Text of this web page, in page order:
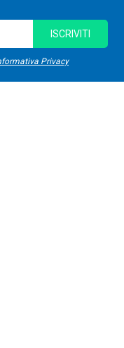
Privacy
ISCRIVITI